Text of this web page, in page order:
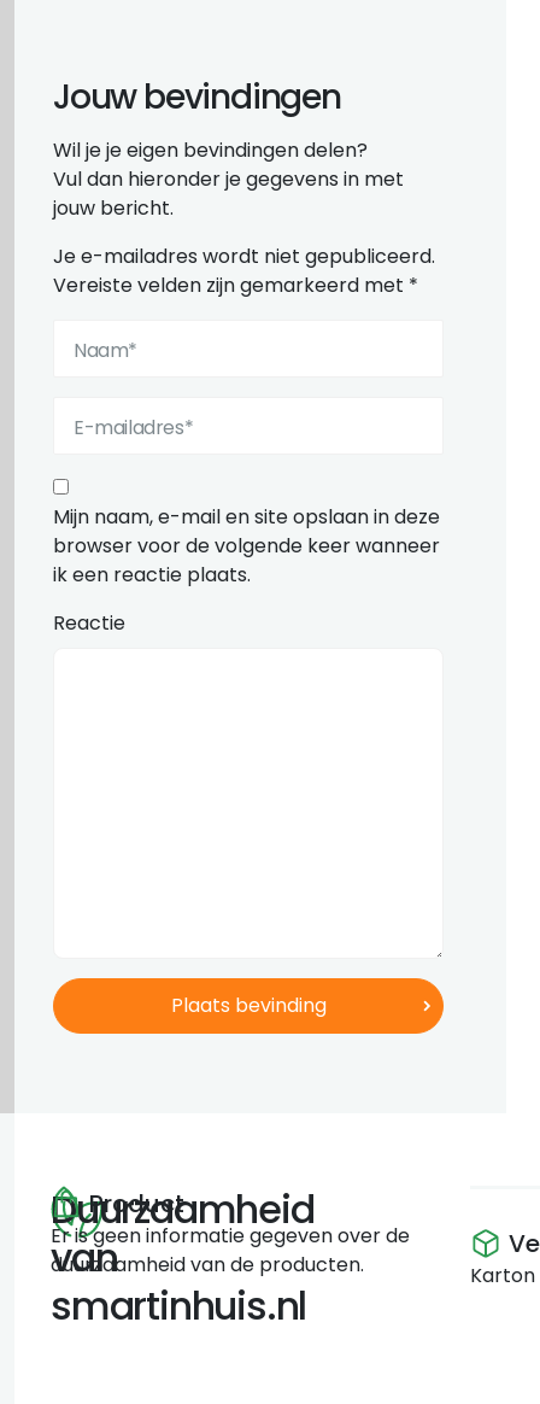
Jouw bevindingen
Wil je je eigen bevindingen delen?
Vul dan hieronder je gegevens in met
jouw bericht.
Je e-mailadres wordt niet gepubliceerd.
Vereiste velden zijn gemarkeerd met *
Mijn naam, e-mail en site opslaan in deze
browser voor de volgende keer wanneer
ik een reactie plaats.
Reactie
Duurzaamheid
van
smartinhuis.nl
Product
Er is geen informatie gegeven over de
duurzaamheid van de producten.